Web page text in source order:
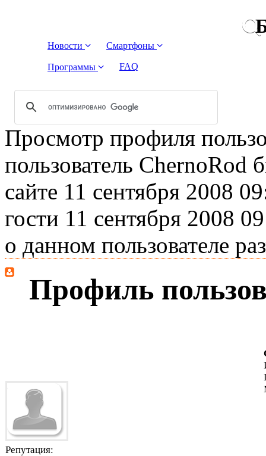
Новости Смартфоны
Программы FAQ
Просмотр профиля
пользователь ChernoRod
сайте 11 сентября 2008
гости 11 сентября 2008
о данном пользователе
Профиль
Репутация: